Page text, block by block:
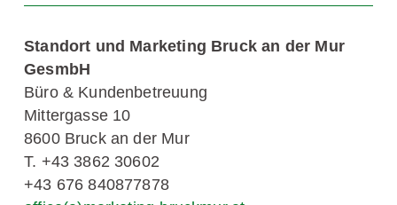
Standort und Marketing Bruck an der Mur
GesmbH
Büro & Kundenbetreuung
Mittergasse 10
8600 Bruck an der Mur
T. +43 3862 30602
+43 676 840877878